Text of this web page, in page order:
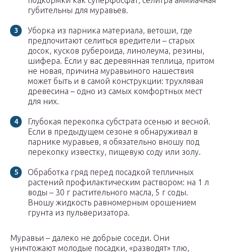
губительны для муравьев.
Уборка из парника материала, ветоши, где
предпочитают селиться вредители – старых
досок, кусков рубероида, линолеума, резины,
шифера. Если у вас деревянная теплица, притом
не новая, причина муравьиного нашествия
может быть и в самой конструкции: трухлявая
древесина – одно из самых комфортных мест
для них.
Глубокая перекопка субстрата осенью и весной.
Если в предыдущем сезоне я обнаруживал в
парнике муравьев, я обязательно вношу под
перекопку известку, пищевую соду или золу.
Обработка гряд перед посадкой тепличных
растений профилактическим раствором: на 1 л
воды – 30 г растительного масла, 5 г соды.
Вношу жидкость равномерным орошением
грунта из пульверизатора.
Муравьи – далеко не добрые соседи. Они
уничтожают молодые посадки, «разводят» тлю,